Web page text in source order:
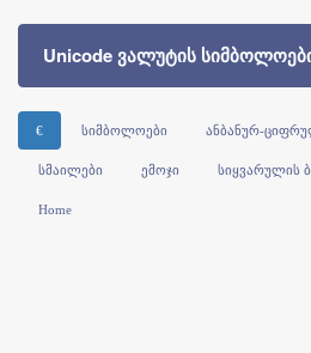
Unicode ვალუტის
€ სიმბოლოები ანბანურ-
სმაილები ემოჯი სიყვარულის
Home